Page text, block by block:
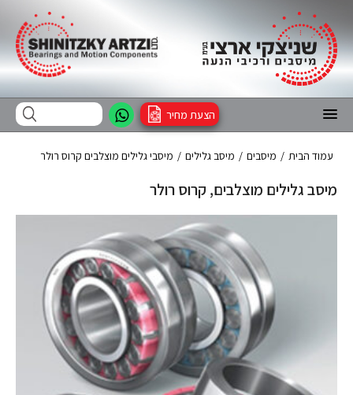
הצעת מחיר
עמוד הבית / מיסבים / מיסב גלילים / מיסבי גלילים מוצלבים קרוס רולר
מיסב גלילים מוצלבים, קרוס רולר